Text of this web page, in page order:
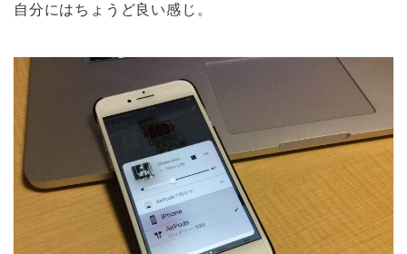
自分にはちょうど良い感じ。